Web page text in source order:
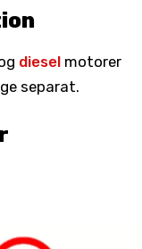
diesel motorer
separat.